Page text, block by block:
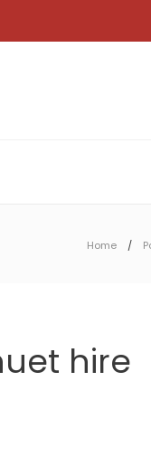
Home
hire